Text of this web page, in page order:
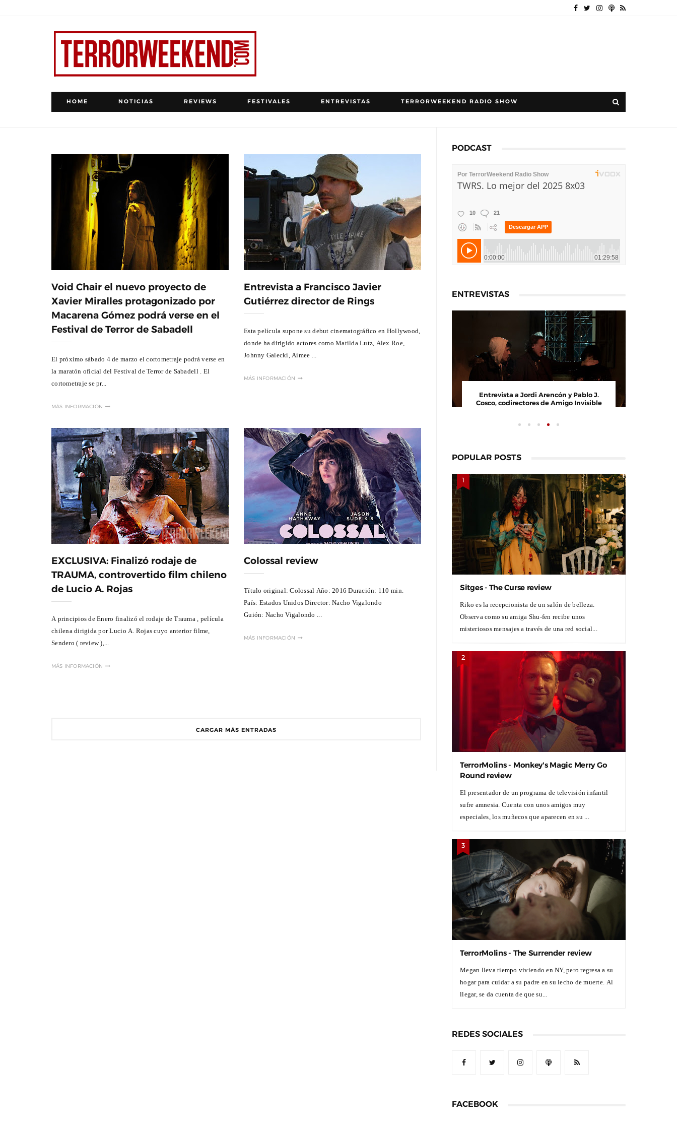
HOME NOTICIAS REVIEWS FESTIVALES ENTREVISTAS TERRORWEEKEND RADIO SHOW
Void Chair el nuevo proyecto de
Xavier Miralles protagonizado por
Macarena Gómez podrá verse en el
Festival de Terror de Sabadell
El próximo sábado 4 de marzo el cortometraje podrá verse en
la maratón oficial del Festival de Terror de Sabadell . El
cortometraje se pr...
MÁS INFORMACIÓN
Entrevista a Francisco Javier
Gutiérrez director de Rings
Esta película supone su debut cinematográfico en Hollywood,
donde ha dirigido actores como Matilda Lutz, Alex Roe,
Johnny Galecki, Aimee ...
MÁS INFORMACIÓN
EXCLUSIVA: Finalizó rodaje de
TRAUMA, controvertido film chileno
de Lucio A. Rojas
A principios de Enero finalizó el rodaje de Trauma , película
chilena dirigida por Lucio A. Rojas cuyo anterior filme,
Sendero ( review ),...
MÁS INFORMACIÓN
Colossal review
Título original: Colossal Año: 2016 Duración: 110 min.
País: Estados Unidos Director: Nacho Vigalondo
Guión: Nacho Vigalondo ...
MÁS INFORMACIÓN
CARGAR MÁS ENTRADAS
PODCAST
ENTREVISTAS
Entrevista a Jordi Arencón y Pablo J.
Cosco, codirectores de Amigo Invisible
el Sombra Madrid 2026
POPULAR POSTS
Sitges - The Curse review
Riko es la recepcionista de un salón de belleza.
Observa como su amiga Shu-fen recibe unos
misteriosos mensajes a través de una red social...
TerrorMolins - Monkey's Magic Merry Go
Round review
El presentador de un programa de televisión infantil
sufre amnesia. Cuenta con unos amigos muy
especiales, los muñecos que aparecen en su ...
TerrorMolins - The Surrender review
Megan lleva tiempo viviendo en NY, pero regresa a su
hogar para cuidar a su padre en su lecho de muerte. Al
llegar, se da cuenta de que su...
REDES SOCIALES
FACEBOOK